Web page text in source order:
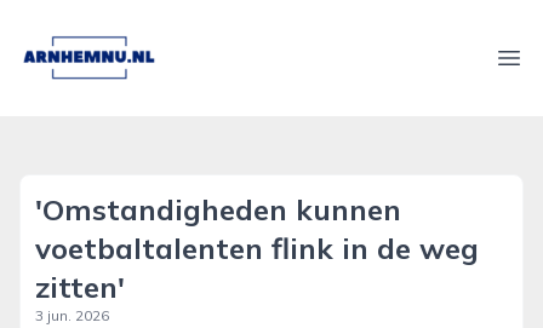
arnhemnu.nl
'Omstandigheden kunnen
voetbaltalenten flink in de weg
zitten'
3 jun. 2026